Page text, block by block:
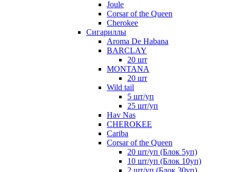
Joule
Corsar of the Queen
Cherokee
Сигариллы
Aroma De Habana
BARCLAY
20 шт
MONTANA
20 шт
Wild tail
5 шт/уп
25 шт/уп
Hav Nas
CHEROKEE
Cariba
Corsar of the Queen
20 шт/уп (Блок 5уп)
10 шт/уп (Блок 10уп)